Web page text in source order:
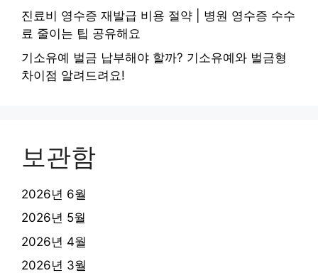
진료비 영수증 재발급 비용 절약 | 병원 영수증 수수
료 줄이는 팁 공유해요
기소유예 벌금 납부해야 할까? 기소유예와 벌금형
차이점 알려드려요!
보관함
2026년 6월
2026년 5월
2026년 4월
2026년 3월